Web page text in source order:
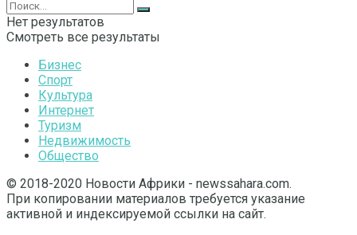
Нет результатов
Смотреть все результаты
Бизнес
Спорт
Культура
Интернет
Туризм
Недвижимость
Общество
© 2018-2020 Новости Африки - newssahara.com.
При копировании материалов требуется указание
активной и индексируемой ссылки на сайт.